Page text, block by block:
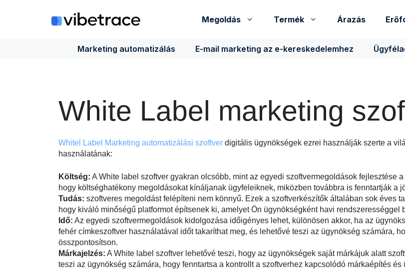
Megoldás Termék Árazás
Marketing automatizálás E-mail marketing az e-kereskedelemhez
White Label marketing
Whitel Label Marketing automatizálási szoftver digitális ügynökségek ezrei használják szerte a
használatának:
Költség: A White label szoftver gyakran olcsóbb, mint az egyedi szoftvermegoldások fejlesztése
hogy költséghatékony megoldásokat kínáljanak ügyfeleiknek, miközben továbbra is fenntartják a
Tudás: szoftveres megoldást felépíteni nem könnyű. Ezek a szoftverkészítők általában sok éves
hogy kiváló minőségű platformot építsenek ki, amelyet Ön ügynökségként havi rendszerességgel
Idő: Az egyedi szoftvermegoldások kidolgozása időigényes lehet, különösen akkor, ha az
fehér címkeszoftver használatával időt takaríthat meg, és lehetővé teszi az ügynökség számára,
összpontosítson.
Márkajelzés: A White label szoftver lehetővé teszi, hogy az ügynökségek saját márkájuk alatt
teszi az ügynökség számára, hogy fenntartsa a kontrollt a szoftverhez kapcsolódó márkaépítés